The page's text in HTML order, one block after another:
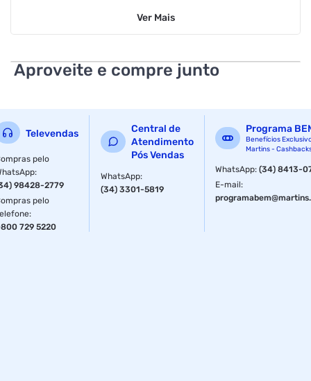
Ver Mais
Aproveite e compre junto
Televendas
pelo
:
98428-2779
pelo
:
729 5220
Central de
Atendimento
Pós Vendas
WhatsApp:
(34) 3301-5819
Programa
Benefícios
Martins -
WhatsApp:(34) 8413-
E-mail: